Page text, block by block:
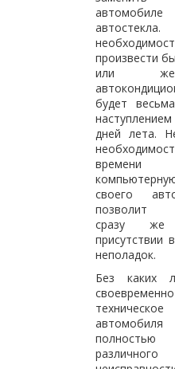
произвести
или
будет
дней лета.
времени
своего
позволит
сразу
присутствии
неполадок.
Без каких
полностью